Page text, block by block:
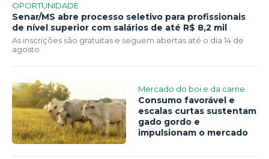
OPORTUNIDADE
Senar/MS abre processo seletivo para profissionais
de nível superior com salários de até R$ 8,2 mil
As inscrições são gratuitas e seguem abertas até o dia 14 de
agosto
Mercado do boi e da carne
Consumo favorável e
escalas curtas sustentam
gado gordo e
impulsionam o mercado